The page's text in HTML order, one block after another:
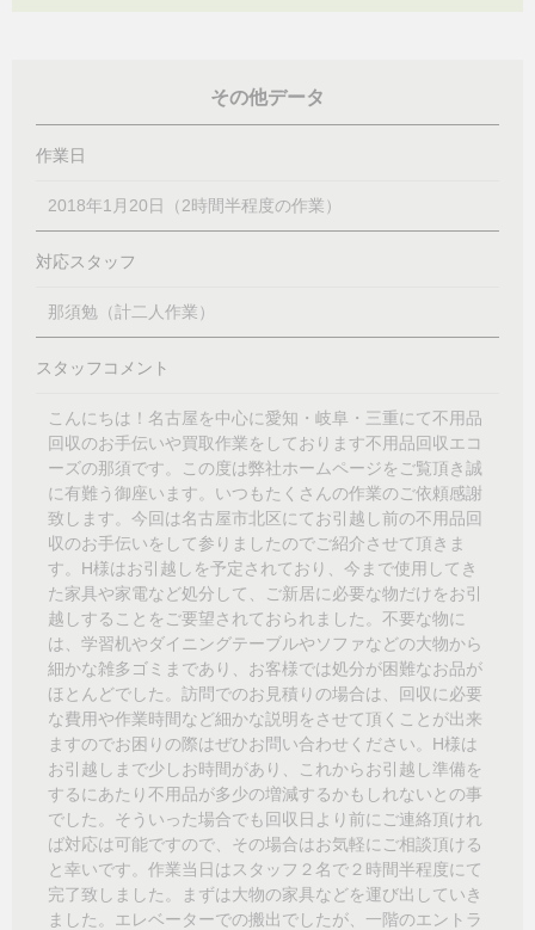
その他データ
作業日
2018年1月20日（2時間半程度の作業）
対応スタッフ
那須勉（計二人作業）
スタッフコメント
こんにちは！名古屋を中心に愛知・岐阜・三重にて不用品
回収のお手伝いや買取作業をしております不用品回収エコ
ーズの那須です。この度は弊社ホームページをご覧頂き誠
に有難う御座います。いつもたくさんの作業のご依頼感謝
致します。今回は名古屋市北区にてお引越し前の不用品回
収のお手伝いをして参りましたのでご紹介させて頂きま
す。H様はお引越しを予定されており、今まで使用してき
た家具や家電など処分して、ご新居に必要な物だけをお引
越しすることをご要望されておられました。不要な物に
は、学習机やダイニングテーブルやソファなどの大物から
細かな雑多ゴミまであり、お客様では処分が困難なお品が
ほとんどでした。訪問でのお見積りの場合は、回収に必要
な費用や作業時間など細かな説明をさせて頂くことが出来
ますのでお困りの際はぜひお問い合わせください。H様は
お引越しまで少しお時間があり、これからお引越し準備を
するにあたり不用品が多少の増減するかもしれないとの事
でした。そういった場合でも回収日より前にご連絡頂けれ
ば対応は可能ですので、その場合はお気軽にご相談頂ける
と幸いです。作業当日はスタッフ２名で２時間半程度にて
完了致しました。まずは大物の家具などを運び出していき
ました。エレベーターでの搬出でしたが、一階のエントラ